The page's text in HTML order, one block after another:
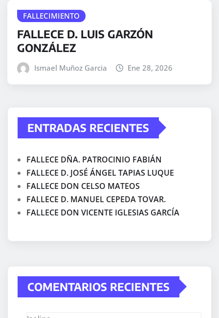
FALLECIMIENTO
FALLECE D. LUIS GARZÓN
GONZÁLEZ
Ismael Muñoz Garcia Ene 28, 2026
ENTRADAS RECIENTES
FALLECE DÑA. PATROCINIO FABIÁN
FALLECE D. JOSÉ ÁNGEL TAPIAS LUQUE
FALLECE DON CELSO MATEOS
FALLECE D. MANUEL CEPEDA TOVAR.
FALLECE DON VICENTE IGLESIAS GARCÍA
COMENTARIOS RECIENTES